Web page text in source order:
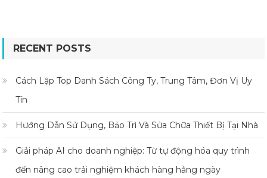
RECENT POSTS
Cách Lập Top Danh Sách Công Ty, Trung Tâm, Đơn Vị Uy
Tín
Hướng Dẫn Sử Dụng, Bảo Trì Và Sửa Chữa Thiết Bị Tại Nhà
Giải pháp AI cho doanh nghiệp: Từ tự động hóa quy trình
đến nâng cao trải nghiệm khách hàng hằng ngày